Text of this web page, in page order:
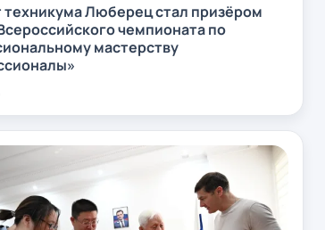
техникума Люберец стал призёром
чемпионата по
мастерству